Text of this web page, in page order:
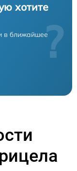
хотите
в ближайшее?